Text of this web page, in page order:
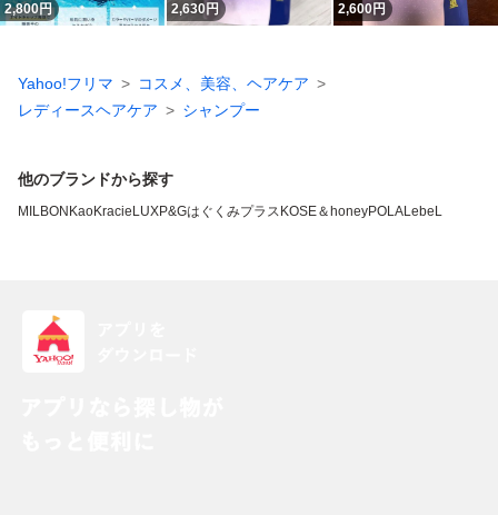
2,800円 2,630円 2,600円
Yahoo!フリマ
コスメ、美容、ヘアケア
レディースヘアケア
シャンプー
他のブランドから探す
MILBON KaoKracie LUXP&Gはぐくみプラス KOSE＆honeyPOLALebeL